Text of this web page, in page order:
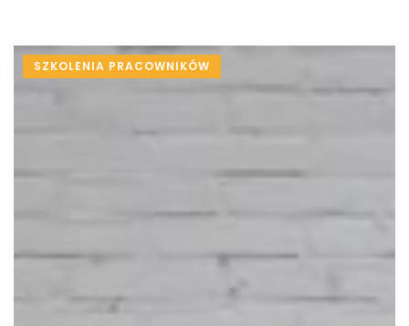
SZKOLENIA PRACOWNIKÓW